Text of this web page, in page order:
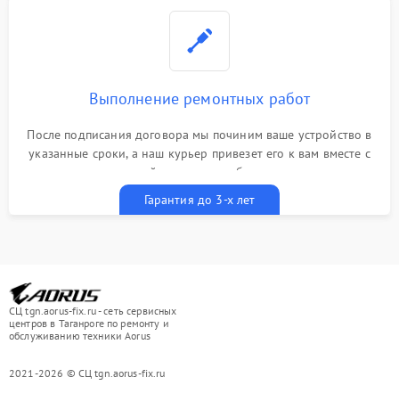
Выполнение ремонтных работ
После подписания договора мы починим ваше устройство в
указанные сроки, а наш курьер привезет его к вам вместе с
гарантийным талоном бесплатно
Гарантия до 3-х лет
СЦ tgn.aorus-fix.ru - сеть сервисных
центров в Таганроге по ремонту и
обслуживанию техники Aorus
2021-2026 © СЦ tgn.aorus-fix.ru